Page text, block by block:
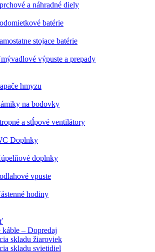
a náhradné diely
batérie
stojace batérie
výpuste a prepady
hmyzu
na bodovky
a stĺpové ventilátory
Doplnky
doplnky
vpuste
hodiny
káble – Dopredaj
skladu žiaroviek
skladu svietidiel